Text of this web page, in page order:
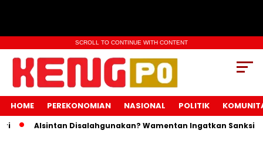
SCROLL TO CONTINUE WITH CONTENT
HOME PEREKONOMIAN NASIONAL POLITIK
Alsintan Disalahgunakan? Wamentan Ingatkan Sanksi